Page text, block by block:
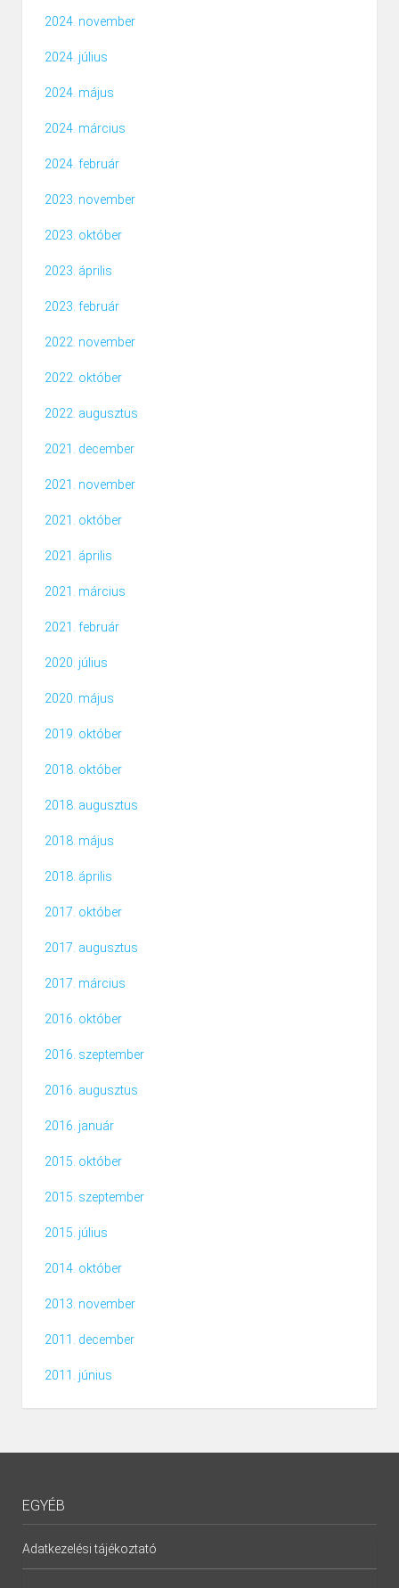
2024. november
2024. július
2024. május
2024. március
2024. február
2023. november
2023. október
2023. április
2023. február
2022. november
2022. október
2022. augusztus
2021. december
2021. november
2021. október
2021. április
2021. március
2021. február
2020. július
2020. május
2019. október
2018. október
2018. augusztus
2018. május
2018. április
2017. október
2017. augusztus
2017. március
2016. október
2016. szeptember
2016. augusztus
2016. január
2015. október
2015. szeptember
2015. július
2014. október
2013. november
2011. december
2011. június
EGYÉB
Adatkezelési tájékoztató